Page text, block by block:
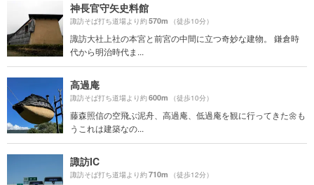
神長官守矢史料館
諏訪そば打ち道場より約570m （徒歩10分）
諏訪大社上社の本宮と前宮の中間に立つ奇妙な建物。 鎌倉時
代から明治時代ま...
高過庵
諏訪そば打ち道場より約600m （徒歩10分）
藤森照信の空飛ぶ泥舟、高過庵、低過庵を観に行ってきた🌼も
うこれは建築なの...
諏訪IC
諏訪そば打ち道場より約710m （徒歩12分）